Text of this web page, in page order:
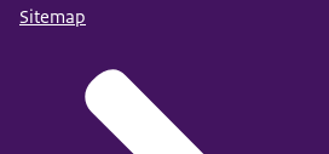
Sitemap